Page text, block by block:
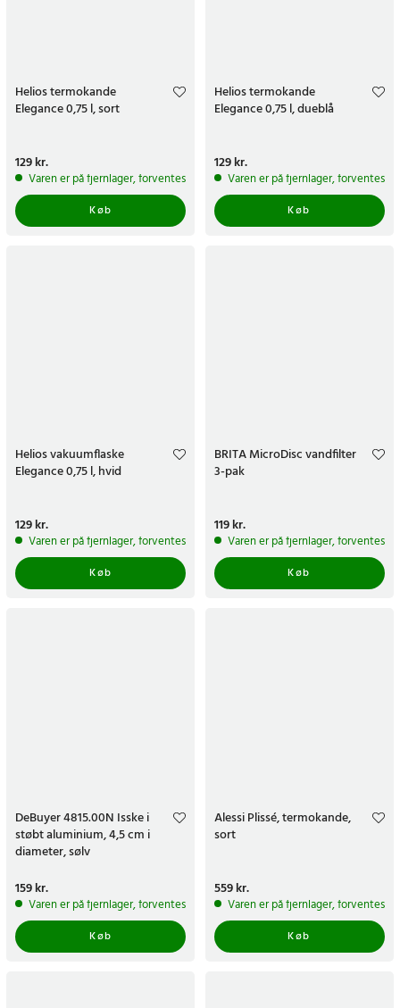
Helios termokande
Elegance 0,75 l, sort
Pris:129 kr.
129 kr.
Varen er på fjernlager, forventes at blive sendt inden for 5-7 hverdage
Køb
Helios termokande
Elegance 0,75 l, dueblå
Pris:129 kr.
129 kr.
Varen er på fjernlager, forventes
Køb
Helios vakuumflaske
Elegance 0,75 l, hvid
Pris:129 kr.
129 kr.
Varen er på fjernlager, forventes at blive sendt inden for 5-7 hverdage
Køb
BRITA MicroDisc vandfilter
3-pak
Pris:119 kr.
119 kr.
Varen er på fjernlager, forventes
Køb
DeBuyer 4815.00N Isske i
støbt aluminium, 4,5 cm i
diameter, sølv
Pris:159 kr.
159 kr.
Varen er på fjernlager, forventes at blive sendt inden for 5-7 hverdage
Køb
Alessi Plissé, termokande,
sort
Pris:559 kr.
559 kr.
Varen er på fjernlager, forventes
Køb